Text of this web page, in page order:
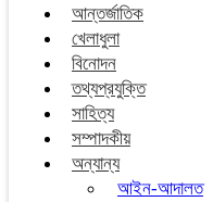
আন্তর্জাতিক
খেলাধুলা
বিনোদন
তথ্যপ্রযুক্তি
সাহিত্য
সম্পাদকীয়
অন্যান্য
আইন-আদালত